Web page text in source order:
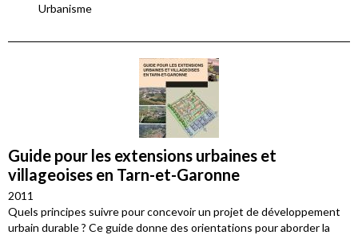
Urbanisme
Guide pour les extensions urbaines et
villageoises en Tarn-et-Garonne
2011
Quels principes suivre pour concevoir un projet de développement
urbain durable ? Ce guide donne des orientations pour aborder la